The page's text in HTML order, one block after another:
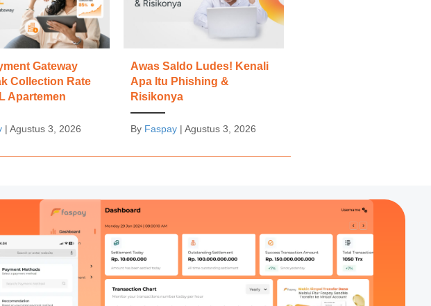
Gateway
Collection Rate
Apartemen
|Agustus 3, 2026
Awas Saldo Ludes! Kenali
Apa Itu Phishing &
Risikonya
By Faspay | Agustus 3, 2026